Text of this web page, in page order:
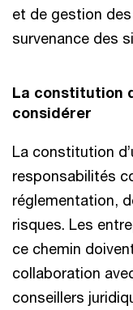
et de gestion
survenance des
La constitution
considérer
La constitution
responsabilités
réglementation,
risques. Les
ce chemin
collaboration
conseillers